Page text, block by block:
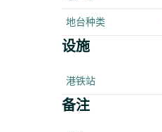
地台种类
设施
港铁站
备注